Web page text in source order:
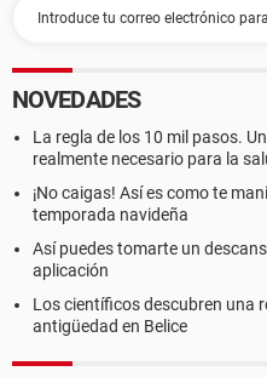
NOVEDADES
La regla de los 10 mil pasos.
realmente necesario para la
¡No caigas! Así es como te
temporada navideña
Así puedes tomarte un
aplicación
Los científicos descubren una
antigüedad en Belice